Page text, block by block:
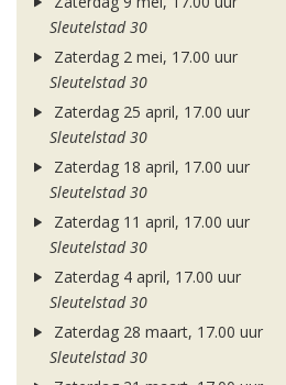
Sleutelstad 30
Zaterdag 2 mei, 17.00 uur
Sleutelstad 30
Zaterdag 25 april, 17.00 uur
Sleutelstad 30
Zaterdag 18 april, 17.00 uur
Sleutelstad 30
Zaterdag 11 april, 17.00 uur
Sleutelstad 30
Zaterdag 4 april, 17.00 uur
Sleutelstad 30
Zaterdag 28 maart, 17.00 uur
Sleutelstad 30